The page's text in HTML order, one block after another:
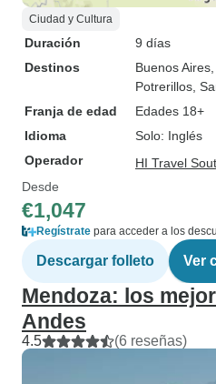
Ciudad y Cultura
Duración
9 días
Destinos
Buenos Aires
Potrerillos ,
Franja de edad
Edades 18+
Idioma
Solo: Inglés
Operador
HI Travel
Desde
€1,047
Regístrate para acceder a los
Descargar folleto Ver
Mendoza: los
Andes
4.5 (6 reseñas)